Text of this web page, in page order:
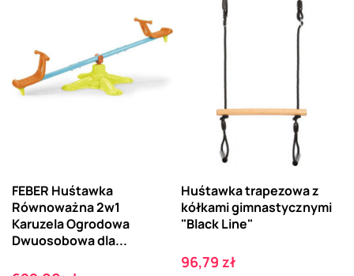
FEBER Huśtawka
Równoważna 2w1
Karuzela Ogrodowa
Dwuosobowa dla...
Huśtawka trapezowa z
kółkami gimnastycznymi
"Black Line"
Cena
96,79 zł